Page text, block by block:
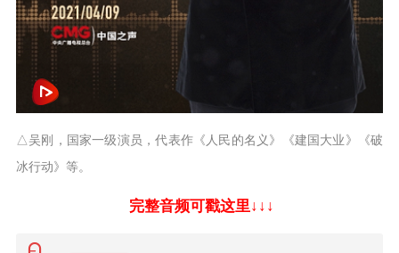
△吴刚，国家一级演员，代表作《人民的名义》《建国大业》《破
冰行动》等。
完整音频可戳这里↓↓↓